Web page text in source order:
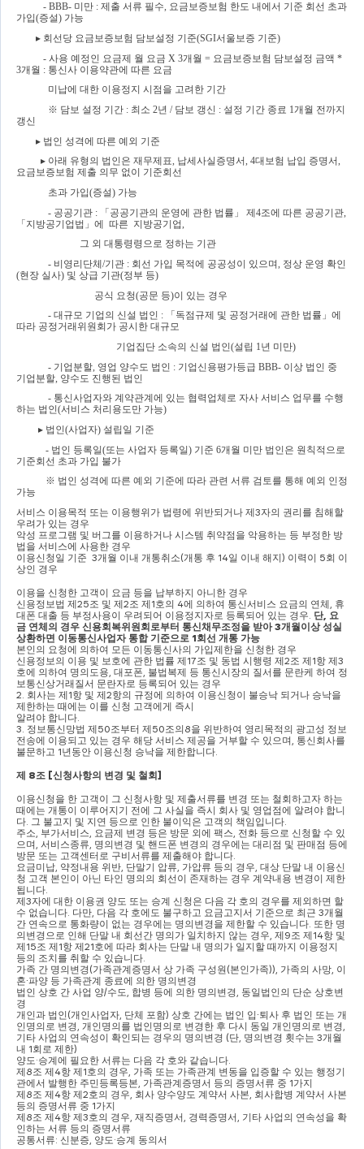
- BBB- 미만 : 제출 서류 필수, 요금보증보험 한도 내에서 기준 회선 초과
가입(증설) 가능
▸ 회선당 요금보증보험 담보설정 기준(SGI서울보증 기준)
- 사용 예정인 요금제 월 요금 X 3개월 = 요금보증보험 담보설정 금액 *
3개월 : 통신사 이용약관에 따른 요금
미납에 대한 이용정지 시점을 고려한 기간
※ 담보 설정 기간 : 최소 2년 / 담보 갱신 : 설정 기간 종료 1개월 전까지
갱신
▸ 법인 성격에 따른 예외 기준
▸ 아래 유형의 법인은 재무제표, 납세사실증명서, 4대보험 납입 증명서
요금보증보험 제출 의무 없이 기준회선
초과 가입(증설) 가능
- 공공기관 : 「공공기관의 운영에 관한 법률 」 제4조에 따른 공공기관
「지방공기업법 」 에  따른  지방공기업
그 외 대통령령으로 정하는 기관
- 비영리단체 /기관 : 회선 가입 목적에 공공성이 있으며, 정상 운영 확인
(현장 실사) 및 상급 기관(정부 등)
공식 요청(공문 등)이 있는 경우
- 대규모 기업의 신설 법인 : 「 독점규제 및 공정거래에 관한 법률 」 에
따라 공정거래위원회가 공시한 대규모
기업집단 소속의 신설 법인(설립 1년 미만)
- 기업분할 영업 양수도 법인 : 기업신용평가등급 BBB- 이상 법인 중
기업분할 양수도 진행된 법인
- 통신사업자와 계약관계에 있는 협력업체로 자사 서비스 업무를 수행
하는 법인(서비스 처리용도만 가능)
▸ 법인(사업자) 설립일 기준
- 법인 등록일(또는 사업자 등록일) 기준 6개월 미만 법인은 원칙적으로
기준회선 초과 가입 불가
※ 법인 성격에 따른 예외 기준에 따라 관련 서류 검토를 통해 예외 인정
가능
서비스 이용목적 또는 이용행위가 법령에 위반되거나 제3자의 권리를 침해할
우려가 있는 경우
악성 프로그램 및 버그를 이용하거나 시스템 취약점을 악용하는 등 부정한 방
법을 서비스에 사용한 경우
이용신청일 기준 3개월 이내 개통취소(개통 후 14일 이내 해지) 이력이 5회 이
상인 경우
이용을 신청한 고객이 요금 등을 납부하지 아니한 경우
신용정보법 제25조 및 제2조 제1호의 4에 의하여 통신서비스 요금의 연체, 휴
대폰 대출 등 부정사용이 우려되어 이용정지자로 등록되어 있는 경우. 단, 요
금 연체의 경우 신용회복위원회로부터 통신채무조정을 받아 3개월이상 성실
상환하면 이동통신사업자 통합 기준으로 1회선 개통 가능
본인의 요청에 의하여 모든 이동통신사의 가입제한을 신청한 경우
신용정보의 이용 및 보호에 관한 법률 제17조 및 동법 시행령 제2조 제1항 제3
호에 의하여 명의도용, 대포폰, 불법복제 등 통신시장의 질서를 문란케 하여 정
보통신상거래질서 문란자로 등록되어 있는 경우
2. 회사는 제1항 및 제2항의 규정에 의하여 이용신청이 불승낙 되거나 승낙을
제한하는 때에는 이를 신청 고객에게 즉시
알려야 합니다.
3. 정보통신망법 제50조부터 제50조의8을 위반하여 영리목적의 광고성 정보
전송에 이용되고 있는 경우 해당 서비스 제공을 거부할 수 있으며, 통신회사를
불문하고 1년동안 이용신청 승낙을 제한합니다.
제 8조 [신청사항의 변경 및 철회]
이용신청을 한 고객이 그 신청사항 및 제출서류를 변경 또는 철회하고자 하는
때에는 개통이 이루어지기 전에 그 사실을 즉시 회사 및 영업점에 알려야 합니
다. 그 불고지 및 지연 등으로 인한 불이익은 고객의 책임입니다.
주소, 부가서비스, 요금제 변경 등은 방문 외에 팩스, 전화 등으로 신청할 수 있
으며, 서비스종류, 명의변경 및 핸드폰 변경의 경우에는 대리점 및 판매점 등에
방문 또는 고객센터로 구비서류를 제출해야 합니다.
요금미납, 약정내용 위반, 단말기 압류, 가압류 등의 경우, 대상 단말 내 이용신
청 고객 본인이 아닌 타인 명의의 회선이 존재하는 경우 계약내용 변경이 제한
됩니다.
제3자에 대한 이용권 양도 또는 승계 신청은 다음 각 호의 경우를 제외하면 할
수 없습니다. 다만, 다음 각 호에도 불구하고 요금고지서 기준으로 최근 3개월
간 연속으로 통화량이 없는 경우에는 명의변경을 제한할 수 있습니다. 또한 명
의변경으로 인해 단말 내 회선간 명의가 일치하지 않는 경우, 제9조 제14항 및
제15조 제1항 제21호에 따라 회사는 단말 내 명의가 일지할 때까지 이용정지
등의 조치를 취할 수 있습니다.
가족 간 명의변경(가족관계증명서 상 가족 구성원(본인가족)), 가족의 사망, 이
혼∙파양 등 가족관계 종료에 의한 명의변경
법인 상호 간 사업 양/수도, 합병 등에 의한 명의변경, 동일법인의 단순 상호변
경
개인과 법인(개인사업자, 단체 포함) 상호 간에는 법인 입∙퇴사 후 법인 또는 개
인명의로 변경, 개인명의를 법인명의로 변경한 후 다시 동일 개인명의로 변경
기타 사업의 연속성이 확인되는 경우의 명의변경 (단, 명의변경 횟수는 3개월
내 1회로 제한)
양도·승계에 필요한 서류는 다음 각 호와 같습니다.
제8조 제4항 제1호의 경우, 가족 또는 가족관계 변동을 입증할 수 있는 행정기
관에서 발행한 주민등록등본, 가족관계증명서 등의 증명서류 중 1가지
제8조 제4항 제2호의 경우, 회사 양수양도 계약서 사본, 회사합병 계약서 사본
등의 증명서류 중 1가지
제8조 제4항 제3호의 경우, 재직증명서, 경력증명서, 기타 사업의 연속성을 확
인하는 서류 등의 증명서류
공통서류: 신분증, 양도·승계 동의서